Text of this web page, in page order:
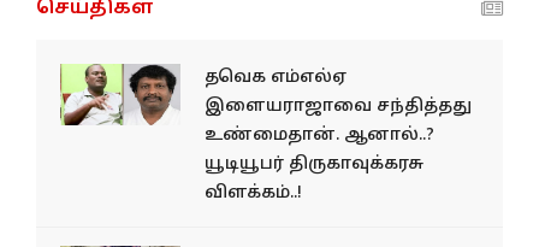
செய்திகள்
தவெக எம்எல்ஏ
இளையராஜாவை சந்தித்தது
உண்மைதான். ஆனால்..?
யூடியூபர் திருகாவுக்கரசு
விளக்கம்..!